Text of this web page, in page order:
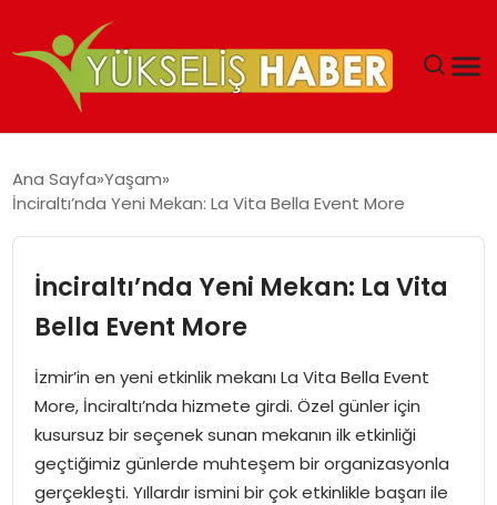
MALIYETLERINI AZALTIYOR’
Ana Sayfa Yaşam
İnciraltı’nda Yeni Mekan: La Vita Bella Event More
İnciraltı’nda Yeni Mekan: La Vita
Bella Event More
İzmir’in en yeni etkinlik mekanı La Vita Bella Event
More, İnciraltı’nda hizmete girdi. Özel günler için
kusursuz bir seçenek sunan mekanın ilk etkinliği
geçtiğimiz günlerde muhteşem bir organizasyonla
gerçekleşti. Yıllardır ismini bir çok etkinlikle başarı ile